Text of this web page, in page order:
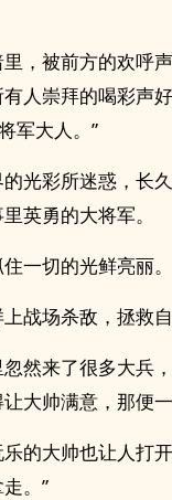
，被前方的欢呼
人崇拜的喝彩声
军大人。”
光彩所迷惑，长
英勇的大将军。
一切的光鲜亮丽。
战场杀敌，拯救自
然来了很多大兵
大帅满意，那便
的大帅也让人打
。”